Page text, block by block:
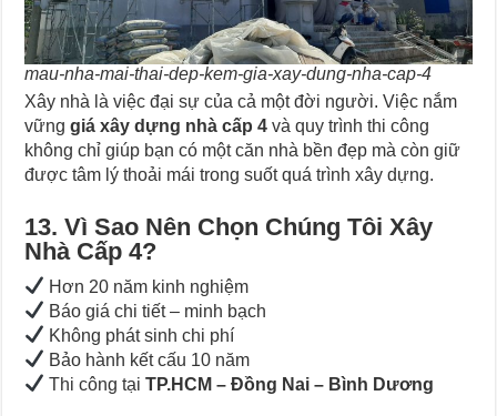
mau-nha-mai-thai-dep-kem-gia-xay-dung-nha-cap-4
Xây nhà là việc đại sự của cả một đời người. Việc nắm
vữnggiá xây dựng nhà cấp 4 và quy trình thi công
không chỉ giúp bạn có một căn nhà bền đẹp mà còn giữ
được tâm lý thoải mái trong suốt quá trình xây dựng.
13. Vì Sao Nên Chọn Chúng Tôi Xây
Nhà Cấp 4?
Hơn 20 năm kinh nghiệm
Báo giá chi tiết – minh bạch
Không phát sinh chi phí
Bảo hành kết cấu 10 năm
Thi công tạiTP.HCM – Đồng Nai – Bình Dương